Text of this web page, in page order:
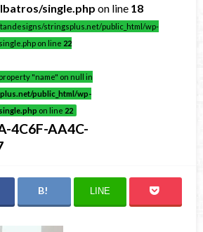
single.php on line 18
stringsplus.net/public_html/wp-
on line 22
"name" on null in
public_html/wp-
on line 22
4C6F-AA4C-
LINE